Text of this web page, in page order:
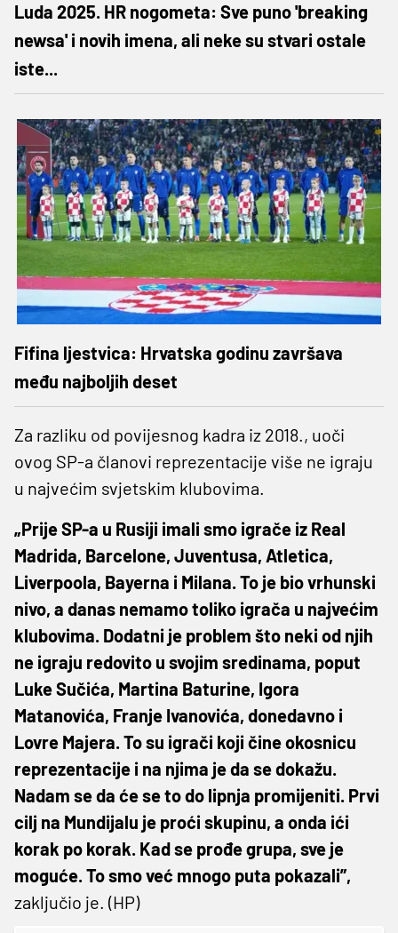
Luda 2025. HR nogometa: Sve puno 'breaking
newsa' i novih imena, ali neke su stvari ostale
iste...
Fifina ljestvica: Hrvatska godinu završava
među najboljih deset
Za razliku od povijesnog kadra iz 2018., uoči
ovog SP-a članovi reprezentacije više ne igraju
u najvećim svjetskim klubovima.
„Prije SP-a u Rusiji imali smo igrače iz Real
Madrida, Barcelone, Juventusa, Atletica,
Liverpoola, Bayerna i Milana. To je bio vrhunski
nivo, a danas nemamo toliko igrača u najvećim
klubovima. Dodatni je problem što neki od njih
ne igraju redovito u svojim sredinama, poput
Luke Sučića, Martina Baturine, Igora
Matanovića, Franje Ivanovića, donedavno i
Lovre Majera. To su igrači koji čine okosnicu
reprezentacije i na njima je da se dokažu.
Nadam se da će se to do lipnja promijeniti. Prvi
cilj na Mundijalu je proći skupinu, a onda ići
korak po korak. Kad se prođe grupa, sve je
moguće. To smo već mnogo puta pokazali”,
zaključio je. (HP)